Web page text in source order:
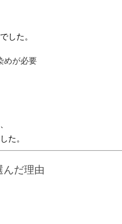
した。
めが必要
た。
んだ理由